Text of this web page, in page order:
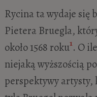
Rycina ta wydaje się
Pietera Bruegla,
około 1568 roku1. O
niejaką wyższością
perspektywy